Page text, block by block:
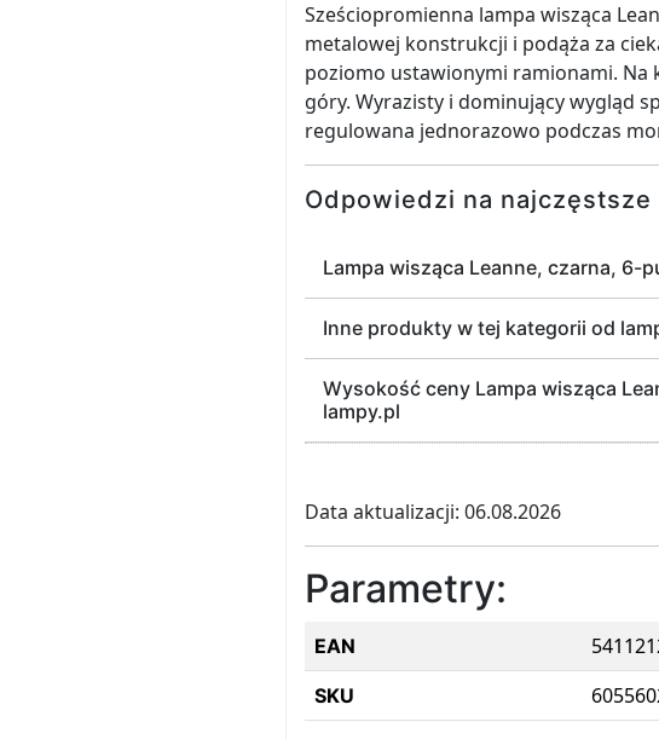
Sześciopromienna lampa wisząca
metalowej konstrukcji i podąża za
poziomo ustawionymi ramionami. Na
góry. Wyrazisty i dominujący wygląd
regulowana jednorazowo podczas
Odpowiedzi na najczęstsze
Lampa wisząca Leanne, czarna,
Inne produkty w tej kategorii od
Wysokość ceny Lampa wisząca
lampy.pl
Data aktualizacji: 06.08.2026
Parametry:
EAN
SKU